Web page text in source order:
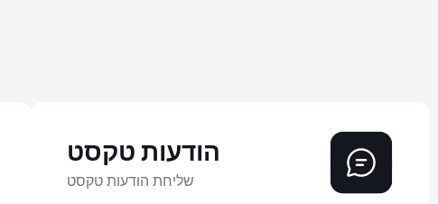
הודעות טקסט
שליחת הודעות טקסט